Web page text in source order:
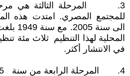
3. المرحلة الثالثة هي
الى
المحلية لهذا التنظيم ثلاث مئة
في الانتشار أكثر.